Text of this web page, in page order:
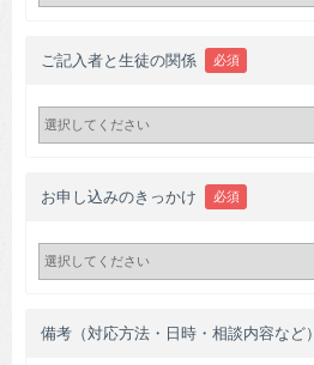
ご記入者と生徒の関係 必須
お申し込みのきっかけ 必須
備考（対応方法・日時・相談内容など）